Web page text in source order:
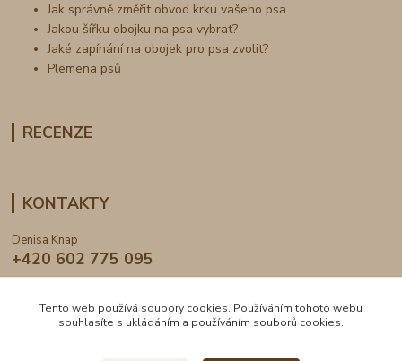
Jak správně změřit obvod krku vašeho psa
Jakou šířku obojku na psa vybrat?
Jaké zapínání na obojek pro psa zvolit?
Plemena psů
RECENZE
KONTAKTY
Denisa Knap
+420 602 775 095
Tento web používá soubory cookies. Používáním tohoto webu
souhlasíte s ukládáním a používáním souborů cookies.